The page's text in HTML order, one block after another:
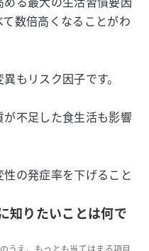
数倍高くなることがわ
もリスク因子です。
不足した食生活も影響
の発症率を下げること
知りたいことは何で